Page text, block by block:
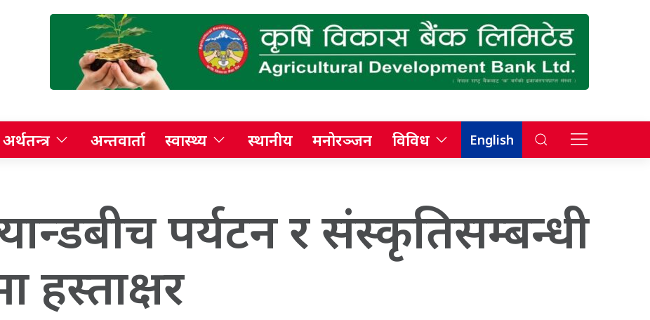
अर्थतन्त्र अन्तवार्ता स्वास्थ्य स्थानीय मनोरञ्जन विविध English
पर्यटन र संस्कृतिसम्बन्धी
हस्ताक्षर